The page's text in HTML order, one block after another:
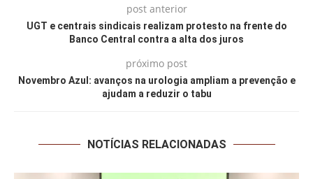
post anterior
UGT e centrais sindicais realizam protesto na frente do
Banco Central contra a alta dos juros
próximo post
Novembro Azul: avanços na urologia ampliam a prevenção e
ajudam a reduzir o tabu
NOTÍCIAS RELACIONADAS